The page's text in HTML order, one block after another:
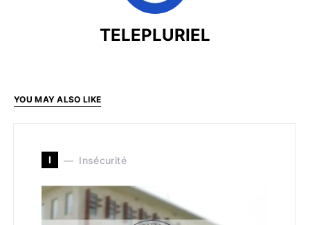
TELEPLURIEL
YOU MAY ALSO LIKE
I Insécurité